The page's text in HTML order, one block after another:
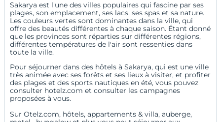
Sakarya est l'une des villes populaires qui fascine par ses
plages, son emplacement, ses lacs, ses spas et sa nature.
Les couleurs vertes sont dominantes dans la ville, qui
offre des beautés différentes à chaque saison. Étant donné
que les provinces sont réparties sur différentes régions,
différentes températures de l'air sont ressenties dans
toute la ville.
Pour séjourner dans des hôtels à Sakarya, qui est une ville
très animée avec ses forêts et ses lieux à visiter, et profiter
des plages et des sports nautiques en été, vous pouvez
consulter hotelz.com et consulter les campagnes
proposées à vous.
Sur Otelz.com, hôtels, appartements &villa,auberge,